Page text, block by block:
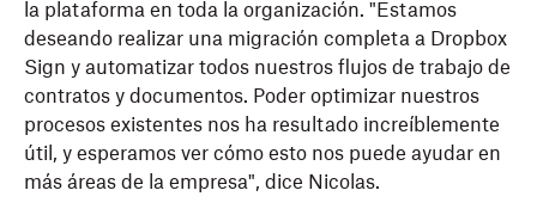
la plataforma en toda la organización. "Estamos
deseando realizar una migración completa a Dropbox
Sign y automatizar todos nuestros flujos de trabajo de
contratos y documentos. Poder optimizar nuestros
procesos existentes nos ha resultado increíblemente
útil, y esperamos ver cómo esto nos puede ayudar en
más áreas de la empresa", dice Nicolas.